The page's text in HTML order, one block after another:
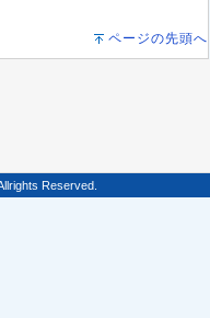
ページの先頭へ
Reserved.